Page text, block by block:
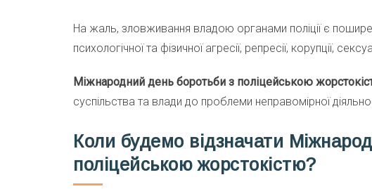
На жаль, зловживання владою органами поліції є
психологічної та фізичної агресії, репресії, корупції,
Міжнародний день боротьби з поліцейською
суспільства та влади до проблеми неправомірної
Коли будемо відзначати
поліцейською жорстокістю?